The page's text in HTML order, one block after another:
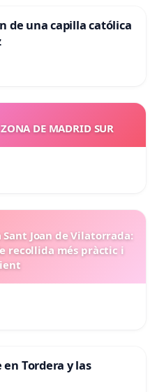
de una capilla católica
DE MADRID SUR
Joan de Vilatorrada:
recollida més pràctic i
Tordera y las